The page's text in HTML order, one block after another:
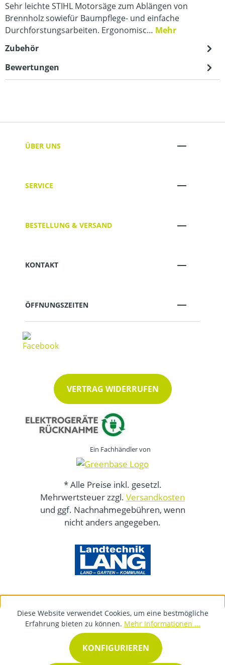
Sehr leichte STIHL Motorsäge zum Ablängen von
Brennholz sowiefür Baumpflege- und einfache
Durchforstungsarbeiten. Ergonomisc… Mehr
Zubehör
Bewertungen
ÜBER UNS
SERVICE
BESTELLUNG & VERSAND
KONTAKT
ÖFFNUNGSZEITEN
VERTRAG WIDERRUFEN
Ein Fachhändler von
* Alle Preise inkl. gesetzl.
Mehrwertsteuer zzgl. Versandkosten
und ggf. Nachnahmegebühren, wenn
nicht anders angegeben.
Diese Website verwendet Cookies, um eine bestmögliche
Erfahrung bieten zu können. Mehr Informationen ...
KONFIGURIEREN